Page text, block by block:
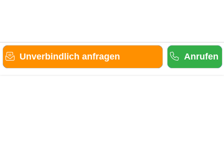
Unverbindlich anfragen Anrufen